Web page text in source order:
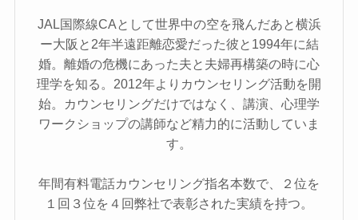
JAL国際線CAとして世界中の空を飛んだあと横浜
ー大阪と2年半遠距離恋愛だった彼と1994年に結
婚。離婚の危機にあった夫と夫婦再構築の時に心
理学を知る。2012年よりカウンセリング活動を開
始。カウンセリングだけではなく、講演、心理学
ワークショップの講師など精力的に活動していま
す。
年間有料電話カウンセリング指名本数で、２位を
１回３位を４回弊社で表彰された実績を持つ。